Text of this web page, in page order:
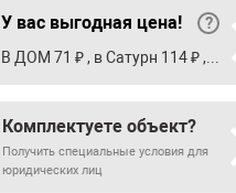
У вас выгодная цена!
Комплектуете объект?
Получить специальные условия для
юридических лиц